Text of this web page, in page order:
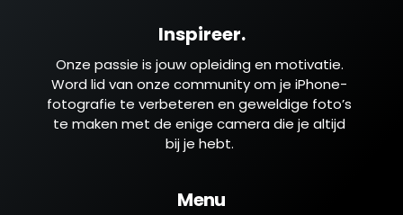
Inspireer.
Onze passie is jouw opleiding en motivatie.
Word lid van onze community om je iPhone-
fotografie te verbeteren en geweldige foto’s
te maken met de enige camera die je altijd
bij je hebt.
Menu